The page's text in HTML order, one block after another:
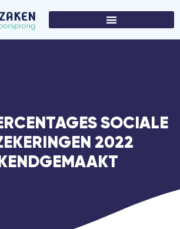
SOCIALE
2022